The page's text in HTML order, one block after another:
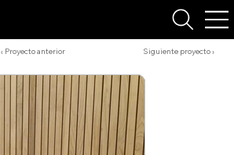
Siguiente proyecto ›
‹ Proyecto anterior